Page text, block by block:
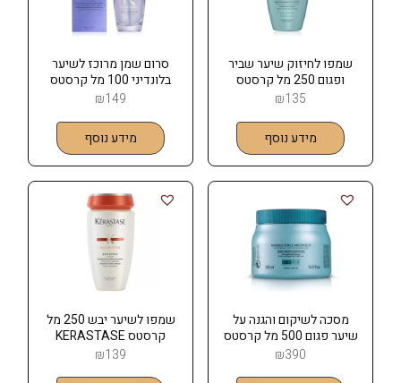
שמפו לחיזוק שיער שביר
ופגום 250 מל קרסטס
KERASTASE
₪135
מידע נוסף
סרום שמן מרוכז לשיער
בלונדיני 100 מל קרסטס
KERASTASE
₪149
מידע נוסף
מסכה לשיקום והגנה על
שיער פגום 500 מל קרסטס
KERASTASE
₪390
שמפו לשיער יבש 250 מל
קרסטס KERASTASE
₪139